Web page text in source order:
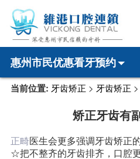
惠州市民优惠看牙预约
首页home page
hospital
医师介绍doctor
电话预约
WhatsApp预约
当前位置: 牙齿矫正 > 牙齿矫正 >
矫正牙齿有
正畸医生会更多强调牙齿矫正
☆把不整齐的牙齿排齐，口腔